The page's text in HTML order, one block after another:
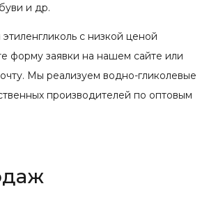
и др.
с низкой ценой
форму заявки на нашем сайте или
Мы реализуем водно-гликолевые
производителей по оптовым